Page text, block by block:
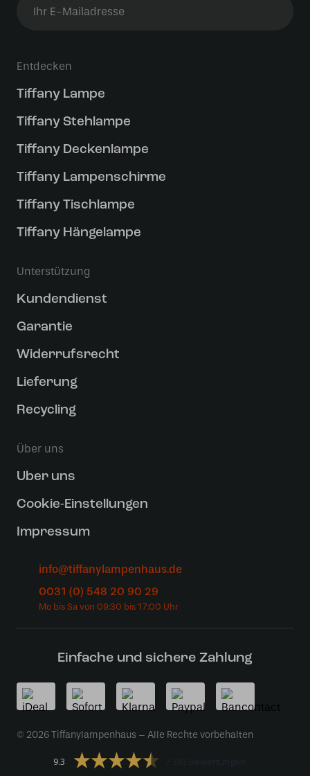
Entdecken
Tiffany Lampe
Tiffany Stehlampe
Tiffany Deckenlampe
Tiffany Lampenschirme
Tiffany Tischlampe
Tiffany Hängelampe
Unterstützung
Kundendienst
Garantie
Widerrufsrecht
Lieferung
Recycling
Über uns
Uber uns
Cookie-Einstellungen
Impressum
info@tiffanylampenhaus.de
0031 (0) 548 20 90 29
Einfache und sichere Zahlung
© 2026 Tiffanylampenhaus – Alle Rechte vorbehalten
9.3